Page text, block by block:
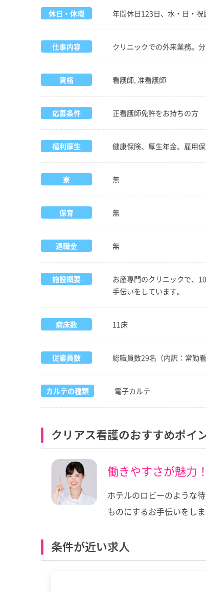
休日・休暇 年間休日123日、水・日・
仕事内容 クリニックでの外来業務。
資格 看護師, 准看護師
応募条件 正看護師免許をお持ちの方
福利厚生 健康保険、厚生年金、雇用
寮 無
保育 無
退職金 無
施設概要
お産専門のクリニックで、
手伝いをしています。
病床数 11床
従業員数 総職員数29名（内訳：常勤
カルテの種類 電子カルテ
クリアス看護のおすすめポイ
働きやすさが魅力
ホテルのロビーのような
ものにするお手伝いをしま
条件が近い求人